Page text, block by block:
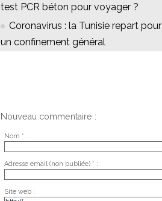
test PCR béton pour voyager ?
Coronavirus : la Tunisie repart pour
un confinement général
Nouveau commentaire :
Nom * :
Adresse email (non publiée) * :
Site web :